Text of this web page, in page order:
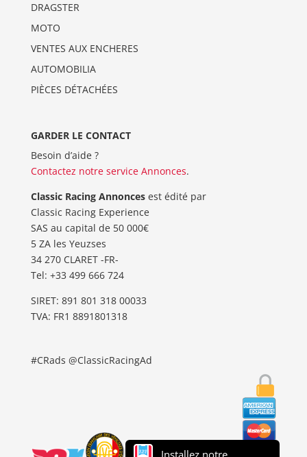
DRAGSTER
MOTO
VENTES AUX ENCHERES
AUTOMOBILIA
PIÈCES DÉTACHÉES
GARDER LE CONTACT
Besoin d’aide ?
Contactez notre service Annonces.
Classic Racing Annoncesest édité par
Classic Racing Experience
SAS au capital de 50 000€
5 ZA les Yeuzses
34 270 CLARET -FR-
Tel: ‭+33 499 666 724‬
SIRET: 891 801 318 00033
TVA: FR1 8891801318
#CRads @ClassicRacingAd